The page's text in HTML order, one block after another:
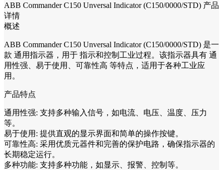
ABB Commander C150 Unversal Indicator (C150/0000/STD) 产品
详情
概述
ABB Commander C150 Unversal Indicator (C150/0000/STD) 是一
款 通用指示器，用于 指示和控制工业过程。该指示器具有 通
用性强、易于使用、可靠性高 等特点，适用于各种工业应
用。
产品特点
通用性强: 支持多种输入信号，如电流、电压、温度、压力
等。
易于使用: 提供直观的显示界面和简单的操作按键。
可靠性高: 采用优质元器件和完善的保护电路，确保指示器的
长期稳定运行。
多种功能: 支持多种功能，如显示、报警、控制等。